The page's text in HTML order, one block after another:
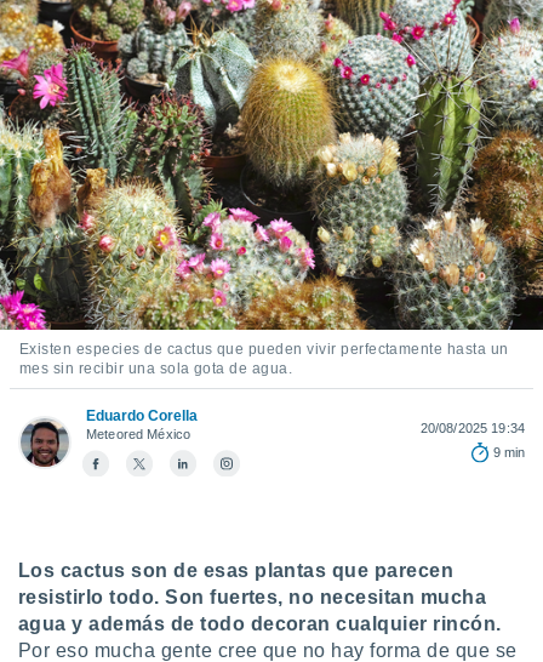
permite
seguir
contenido
coste.
botón
a la
la
todas
ya sean
nuestros
y análisis
en
en
más
ACEPTAR
Y
CONTINUAR
CONFIGURACIÓN
Existen especies de cactus que pueden vivir perfectamente hasta un
mes sin recibir una sola gota de agua.
Eduardo Corella
Meteored México
20/08/2025 19:34
9 min
Los cactus son de esas plantas que parecen
resistirlo todo. Son fuertes, no necesitan mucha
agua y además de todo decoran cualquier rincón.
Por eso mucha gente cree que no hay forma de que se